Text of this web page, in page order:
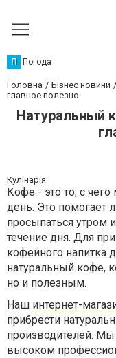
П Погода
Головна Бізнес новини
главное полезно
Натуральный
Кулінарія
Кофе - это то, с
день. Это помогает
просыпаться утром
течение дня. Для
кофейного напитка
натуральный кофе,
но и полезным.
Наш интернет-
прибрести
производителей.
высоком